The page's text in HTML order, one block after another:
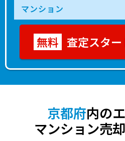
査定スター
京都府内の
マンション売